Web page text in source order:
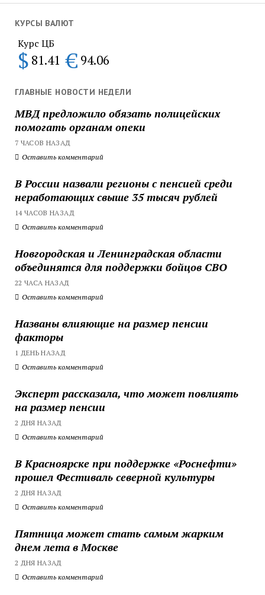
КУРСЫ ВАЛЮТ
Курс ЦБ
$ 81.41 € 94.06
ГЛАВНЫЕ НОВОСТИ НЕДЕЛИ
МВД предложило обязать полицейских
помогать органам опеки
7 ЧАСОВ НАЗАД
Оставить комментарий
В России назвали регионы с пенсией среди
неработающих свыше 35 тысяч рублей
14 ЧАСОВ НАЗАД
Оставить комментарий
Новгородская и Ленинградская области
объединятся для поддержки бойцов СВО
22 ЧАСА НАЗАД
Оставить комментарий
Названы влияющие на размер пенсии
факторы
1 ДЕНЬ НАЗАД
Оставить комментарий
Эксперт рассказала, что может повлиять
на размер пенсии
2 ДНЯ НАЗАД
Оставить комментарий
В Красноярске при поддержке «Роснефти»
прошел Фестиваль северной культуры
2 ДНЯ НАЗАД
Оставить комментарий
Пятница может стать самым жарким
днем лета в Москве
2 ДНЯ НАЗАД
Оставить комментарий